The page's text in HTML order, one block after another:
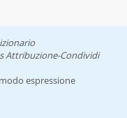
Attribuzione-Condividi
espressione